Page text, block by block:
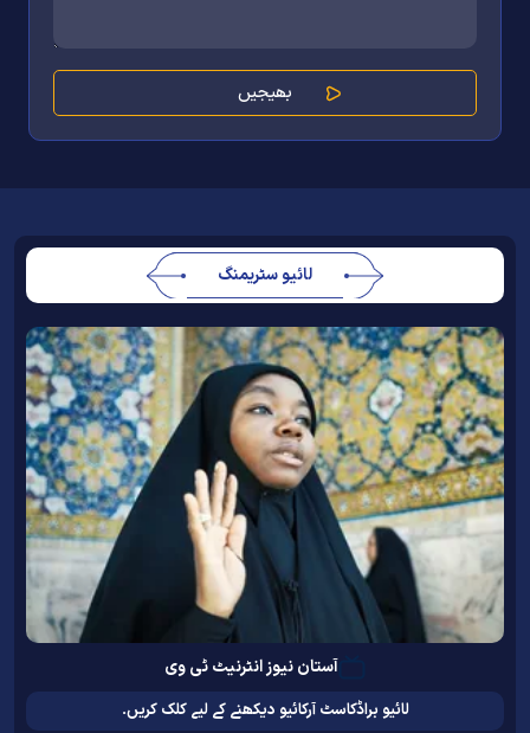
لائیو سٹریمنگ
آستان نیوز انٹرنیٹ ٹی وی
لائیو براڈکاسٹ آرکائیو دیکھنے کے لیے کلک کریں۔